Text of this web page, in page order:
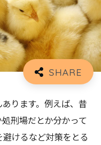
ります。例えば、昔
刑場だとか分かって
けるなど対策をとる